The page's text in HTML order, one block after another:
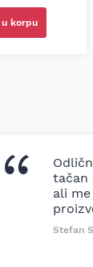
u korpu
tačan
ali
Stefan